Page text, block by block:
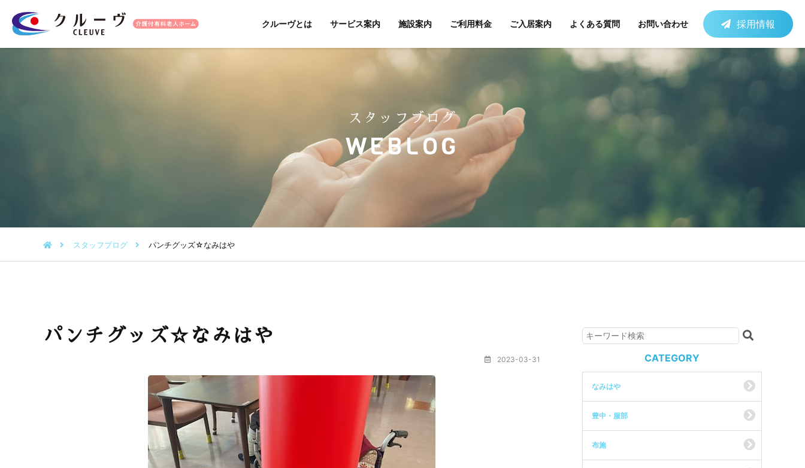
クルーヴとは サービス案内 施設案内 ご利用料金 ご入居案内 よくある質問 お問い合わせ 採用情報
スタッフブログ
WEBLOG
スタッフブログ パンチグッズ☆なみはや
パンチグッズ☆なみはや
2023-03-31 CATEGORY
なみはや
豊中・服部
布施